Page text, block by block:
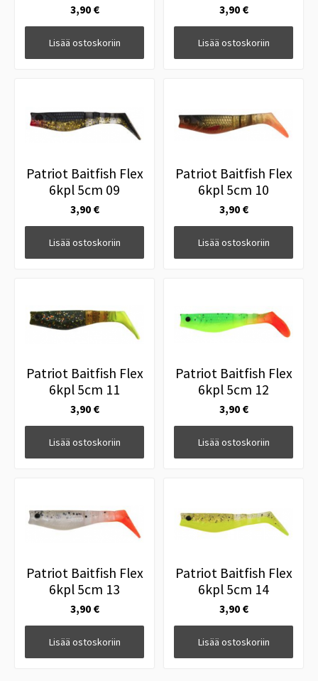
3,90 €
Lisää ostoskoriin
3,90 €
Lisää ostoskoriin
Patriot Baitfish Flex
6kpl 5cm 09
3,90 €
Lisää ostoskoriin
Patriot Baitfish Flex
6kpl 5cm 10
3,90 €
Lisää ostoskoriin
Patriot Baitfish Flex
6kpl 5cm 11
3,90 €
Lisää ostoskoriin
Patriot Baitfish Flex
6kpl 5cm 12
3,90 €
Lisää ostoskoriin
Patriot Baitfish Flex
6kpl 5cm 13
3,90 €
Lisää ostoskoriin
Patriot Baitfish Flex
6kpl 5cm 14
3,90 €
Lisää ostoskoriin